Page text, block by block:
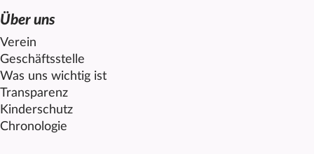
Über uns
Verein
Geschäftsstelle
Was uns wichtig ist
Transparenz
Kinderschutz
Chronologie